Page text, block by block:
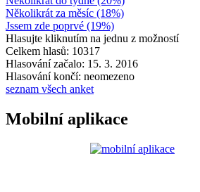
Několikrát za měsíc (18%)
Jssem zde poprvé (19%)
Hlasujte kliknutím na jednu z možností
Celkem hlasů: 10317
Hlasování začalo: 15. 3. 2016
Hlasování končí: neomezeno
seznam všech anket
Mobilní aplikace